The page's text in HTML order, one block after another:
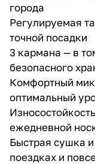
города
Регулируемая
точной посадки
3 кармана — в
безопасного
Комфортный
оптимальный
ежедневной
Быстрая сушка
поездках и